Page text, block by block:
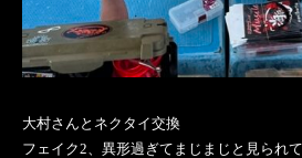
大村さんとネクタイ交換
フェイク2、異形過ぎてまじまじと見られ